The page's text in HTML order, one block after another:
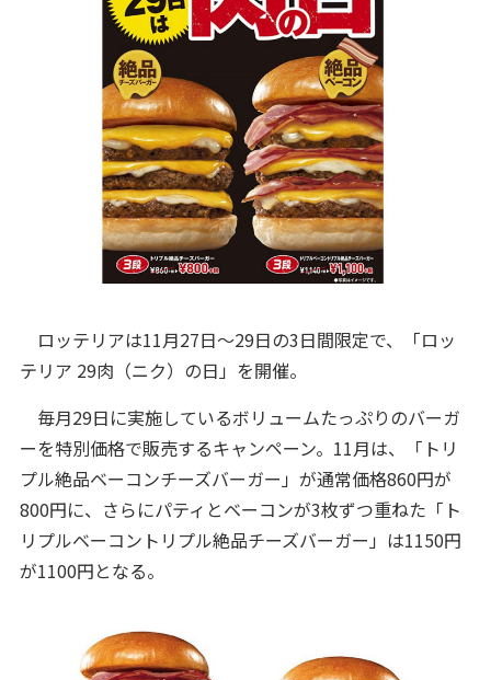
ロッテリアは11月27日～29日の3日間限定で、「ロッ
テリア 29肉（ニク）の日」を開催。
毎月29日に実施しているボリュームたっぷりのバーガ
ーを特別価格で販売するキャンペーン。11月は、「トリ
プル絶品ベーコンチーズバーガー」が通常価格860円が
800円に、さらにパティとベーコンが3枚ずつ重ねた「ト
リプルベーコントリプル絶品チーズバーガー」は1150円
が1100円となる。